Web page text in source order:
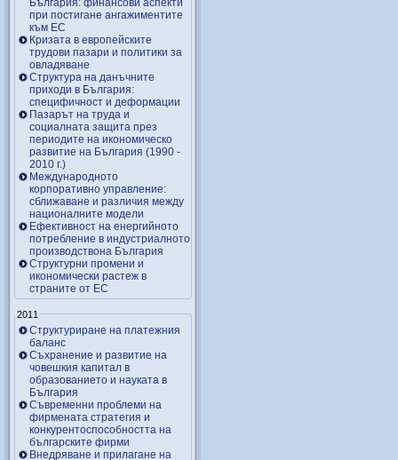
при постигане ангажиментите
към ЕС
Кризата в европейските
трудови пазари и политики за
овладяване
Структура на данъчните
приходи в България:
специфичност и деформации
Пазарът на труда и
социалната защита през
периодите на икономическо
развитие на България (1990 -
2010 г.)
Международното
корпоративно управление:
сближаване и различия между
националните модели
Ефективност на енергийното
потребление в индустриалното
производствона България
Структурни промени и
икономически растеж в
страните от ЕС
2011
Структуриране на платежния
баланс
Съхранение и развитие на
човешкия капитал в
образованието и науката в
България
Съвременни проблеми на
фирмената стратегия и
конкурентоспособността на
българските фирми
Внедряване и прилагане на